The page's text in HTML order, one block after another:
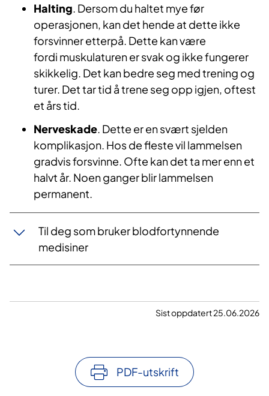
Halting. Dersom du haltet mye før
operasjonen, kan det hende at dette ikke
forsvinner etterpå. Dette kan være
fordi muskulaturen er svak og ikke fungerer
skikkelig. Det kan bedre seg med trening og
turer. Det tar tid å trene seg opp igjen, oftest
et års tid.
Nerveskade. Dette er en svært sjelden
komplikasjon. Hos de fleste vil lammelsen
gradvis forsvinne. Ofte kan det ta mer enn et
halvt år. Noen ganger blir lammelsen
permanent.
Til deg som bruker blodfortynnende
medisiner
Sist oppdatert 25.06.2026
PDF-utskrift